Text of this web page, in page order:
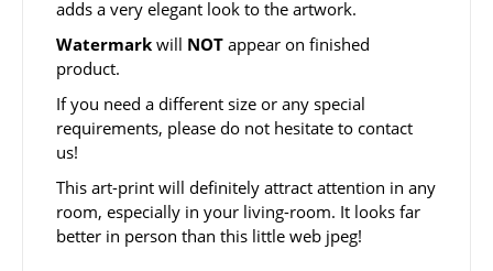
adds a very elegant look to the artwork.
Watermark will NOT appear on finished
product.
If you need a different size or any special
requirements, please do not hesitate to contact
us!
This art-print will definitely attract attention in any
room, especially in your living-room. It looks far
better in person than this little web jpeg!